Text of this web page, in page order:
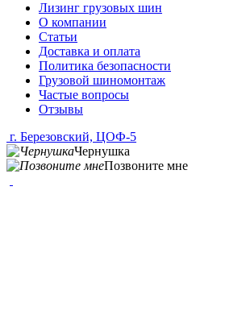
Лизинг грузовых шин
О компании
Статьи
Доставка и оплата
Политика безопасности
Грузовой шиномонтаж
Частые вопросы
Отзывы
г. Березовский, ЦОФ-5
Чернушка
Позвоните мне